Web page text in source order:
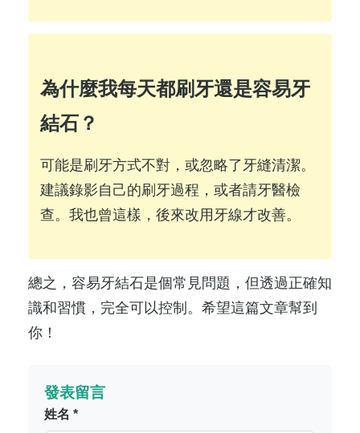
為什麼我每天都刷牙還是容易牙
結石？
可能是刷牙方式不對，或忽略了牙縫清潔。
建議錄影自己的刷牙過程，或者請牙醫檢
查。我也曾這樣，後來改用牙線才改善。
總之，容易牙結石是個常見問題，但透過正確知
識和習慣，完全可以控制。希望這篇文章幫到
你！
發表留言
姓名 *